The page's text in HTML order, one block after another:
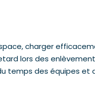
charger
lors des
temps des équipes et